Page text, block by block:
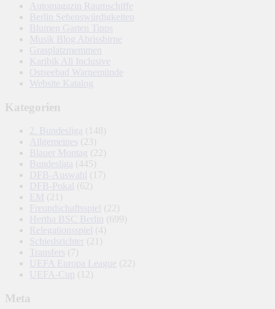
Automagazin Raumschiffe
Berlin Sehenswürdigkeiten
Blumen Garten Tipps
Musik Blog Abrissbirne
Grasplatzmemmen
Karibik All Inclusive
Ostseebad Warnemünde
Website Katalog
Kategorien
2. Bundesliga (148)
Allgemeines (23)
Blauer Montag (22)
Bundesliga (445)
DFB-Auswahl
(17)
DFB-Pokal (62)
EM (21)
Freundschaftsspiel (22)
Hertha BSC Berlin
(699)
Relegationsspiel (4)
Schiedsrichter
(21)
Transfers (7)
UEFA Europa League (22)
UEFA-Cup (12)
Meta